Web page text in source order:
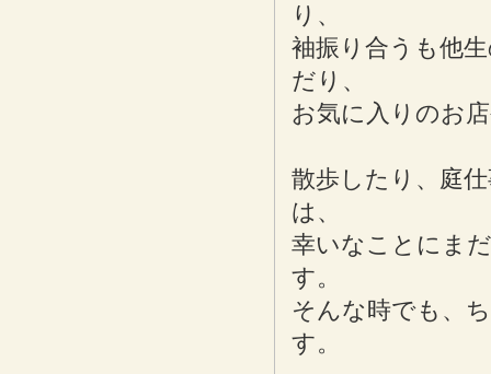
り、
袖振り合うも他
だり、
お気に入りのお
散歩したり、庭
は、
幸いなことにま
す。
そんな時でも、
す。